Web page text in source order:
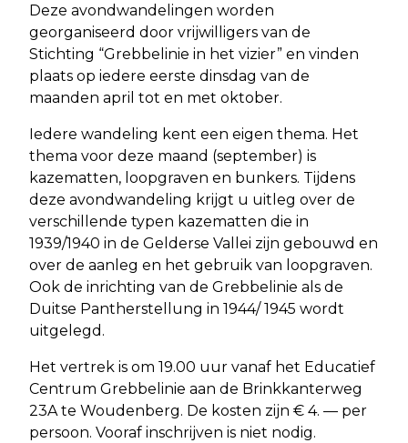
Deze avondwandelingen worden
georganiseerd door vrijwilligers van de
Stichting “Grebbelinie in het vizier” en vinden
plaats op iedere eerste dinsdag van de
maanden april tot en met oktober.
Iedere wandeling kent een eigen thema. Het
thema voor deze maand (september) is
kazematten, loopgraven en bunkers. Tijdens
deze avondwandeling krijgt u uitleg over de
verschillende typen kazematten die in
1939/1940 in de Gelderse Vallei zijn gebouwd en
over de aanleg en het gebruik van loopgraven.
Ook de inrichting van de Grebbelinie als de
Duitse Pantherstellung in 1944/ 1945 wordt
uitgelegd.
Het vertrek is om 19.00 uur vanaf het Educatief
Centrum Grebbelinie aan de Brinkkanterweg
23A te Woudenberg. De kosten zijn € 4. — per
persoon. Vooraf inschrijven is niet nodig.